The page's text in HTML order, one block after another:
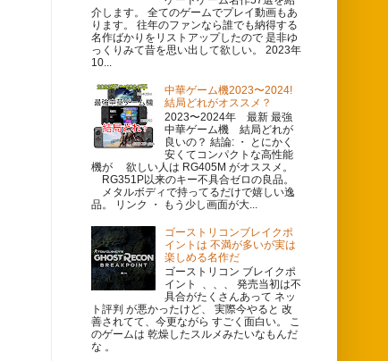
介します。 全てのゲームでプレイ動画もあ
ります。 往年のファンなら誰でも納得する
名作ばかりをリストアップしたので 是非ゆ
っくりみて昔を思い出して欲しい。 2023年
10...
中華ゲーム機2023〜2024!
結局どれがオススメ？
2023〜2024年 最新 最強
中華ゲーム機 結局どれが
良いの？ 結論: ・ とにかく
安くてコンパクトな高性能
機が 欲しい人は RG405M がオススメ。
RG351P以来のキー不具合ゼロの良品。
メタルボディで持ってるだけで嬉しい逸
品。 リンク ・ もう少し画面が大...
ゴーストリコンブレイクポ
イントは 不満が多いが実は
楽しめる名作だ
ゴーストリコン ブレイクポ
イント 、、、 発売当初は不
具合がたくさんあって ネッ
ト評判 が悪かったけど、 実際今やると 改
善されてて、今更ながら すごく面白い。 こ
のゲームは 乾燥したスルメみたいなもんだ
な 。